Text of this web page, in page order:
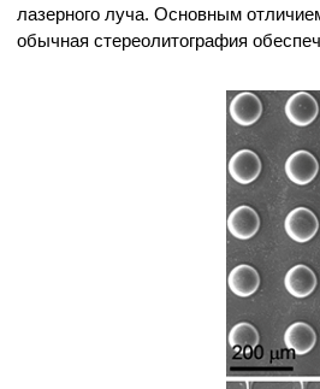
лазерного луча. Основным
обычная стереолитография